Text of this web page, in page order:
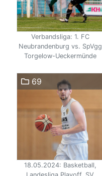
Verbandsliga: 1. FC
Neubrandenburg vs. SpVgg
Torgelow-Ueckermünde
69
18.05.2024: Basketball,